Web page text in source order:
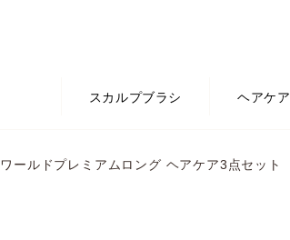
スカルプブラシ ヘアケア
ワールドプレミアムロング ヘアケア3点セット